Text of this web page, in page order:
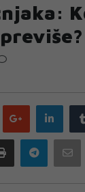
Google
plus
Print Telegram